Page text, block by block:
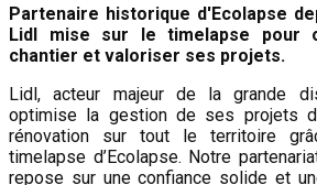
Partenaire historique d'Ecolapse
Lidl mise sur le timelapse pour
chantier et valoriser ses projets.
Lidl, acteur majeur de la grande
optimise la gestion de ses projets
rénovation sur tout le territoire
timelapse d’Ecolapse. Notre
repose sur une confiance solide et